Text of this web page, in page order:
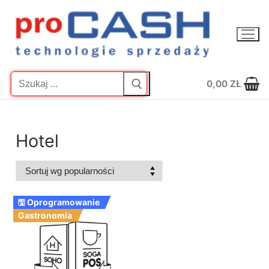
treści
0,00 ZŁ
Hotel
🖫 Oprogramowanie
Gastronomia